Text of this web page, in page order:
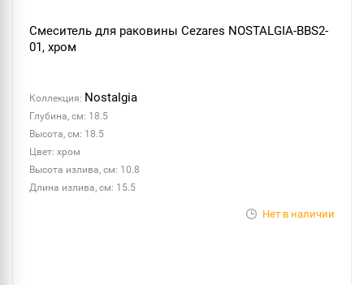
Смеситель для раковины Cezares NOSTALGIA-BBS2-
01, хром
Коллекция: Nostalgia
Глубина, см: 18.5
Высота, см: 18.5
Цвет: хром
Высота излива, см: 10.8
Длина излива, см: 15.5
Нет в наличии